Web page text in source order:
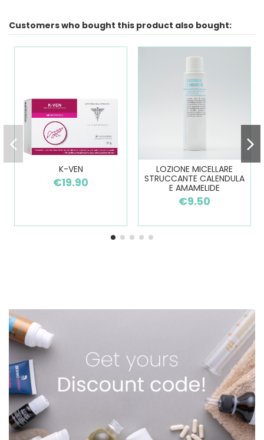
Customers who bought this product also bought:
K-VEN
€19.90
LOZIONE MICELLARE
STRUCCANTE CALENDULA
E AMAMELIDE
€9.50